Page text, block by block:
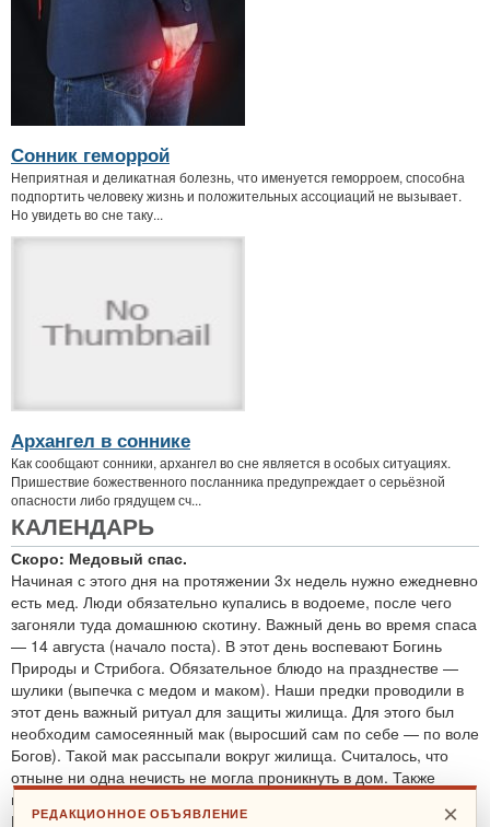
Сонник геморрой
Неприятная и деликатная болезнь, что именуется геморроем, способна
подпортить человеку жизнь и положительных ассоциаций не вызывает.
Но увидеть во сне таку...
Архангел в соннике
Как сообщают сонники, архангел во сне является в особых ситуациях.
Пришествие божественного посланника предупреждает о серьёзной
опасности либо грядущем сч...
КАЛЕНДАРЬ
Скоро: Медовый спас.
Начиная с этого дня на протяжении 3х недель нужно ежедневно
есть мед. Люди обязательно купались в водоеме, после чего
загоняли туда домашнюю скотину. Важный день во время спаса
— 14 августа (начало поста). В этот день воспевают Богинь
Природы и Стрибога. Обязательное блюдо на празднестве —
шулики (выпечка с медом и маком). Наши предки проводили в
этот день важный ритуал для защиты жилища. Для этого был
необходим самосеянный мак (выросший сам по себе — по воле
Богов). Такой мак рассыпали вокруг жилища. Считалось, что
отныне ни одна нечисть не могла проникнуть в дом. Также
проводятся обряды для защиты от злобных духов.
По теме:защитные ритуалы ×
РЕДАКЦИОННОЕ ОБЪЯВЛЕНИЕ